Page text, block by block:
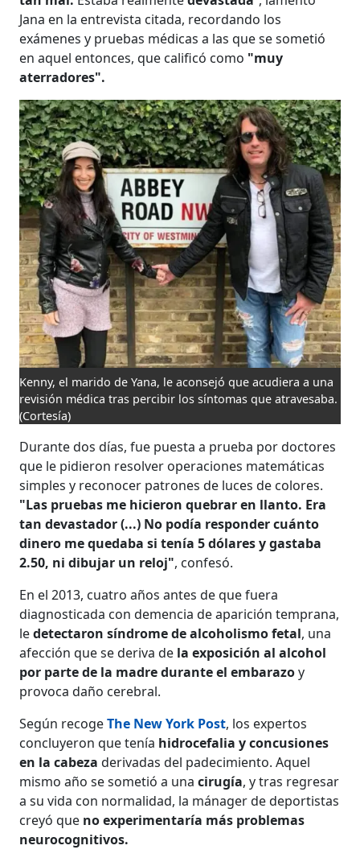
Jana en la entrevista citada, recordando los
exámenes y pruebas médicas a las que se sometió
en aquel entonces, que calificó como "muy
aterradores".
Kenny, el marido de Yana, le aconsejó que acudiera a una
revisión médica tras percibir los síntomas que atravesaba.
(Cortesía)
Durante dos días, fue puesta a prueba por doctores
que le pidieron resolver operaciones matemáticas
simples y reconocer patrones de luces de colores.
"Las pruebas me hicieron quebrar en llanto. Era
tan devastador (...) No podía responder cuánto
dinero me quedaba si tenía 5 dólares y gastaba
2.50, ni dibujar un reloj", confesó.
En el 2013, cuatro años antes de que fuera
diagnosticada con demencia de aparición temprana,
ledetectaron síndrome de alcoholismo fetal, una
afección que se deriva de la exposición al alcohol
por parte de la madre durante el embarazoy
provoca daño cerebral.
Según recogeThe New York Post, los expertos
concluyeron que tenía hidrocefalia y concusiones
en la cabeza derivadas del padecimiento. Aquel
mismo año se sometió a unacirugía, y tras regresar
a su vida con normalidad, la mánager de deportistas
creyó que no experimentaría más problemas
neurocognitivos.